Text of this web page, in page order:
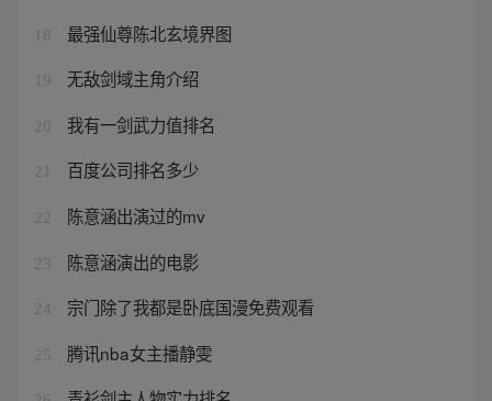
18 最强仙尊陈北玄境界图
19 无敌剑域主角介绍
20 我有一剑武力值排名
21 百度公司排名多少
22 陈意涵出演过的mv
23 陈意涵演出的电影
24 宗门除了我都是卧底国漫免费观看
25 腾讯nba女主播静雯